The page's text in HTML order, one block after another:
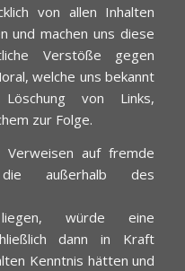
von allen Inhalten
und machen uns diese
Verstöße gegen
welche uns bekannt
von Links,
zur Folge.
auf fremde
die außerhalb des
würde eine
dann in Kraft
Kenntnis hätten und